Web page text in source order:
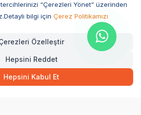
Hızlı Teslimat Kargo Bedava
SEPETE EKLE
Sıkça Sorulan Sorular
No:13 Başiskele / KOCAELİ
“Çerezleri Yönet” üzerinden
bilgi için Çerez Politikamızı
Özelleştir
Hepsini Reddet
Hepsini Kabul Et